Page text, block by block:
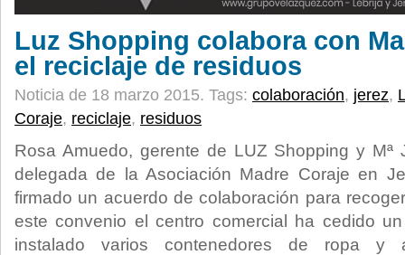
Luz Shopping colabora con
el reciclaje de residuos
Noticia de 18 marzo 2015. Tags: colaboración, jerez,
Coraje, reciclaje, residuos
Rosa Amuedo, gerente de LUZ Shopping y Mª
delegada de la Asociación Madre Coraje en
firmado un acuerdo de colaboración para
este convenio el centro comercial ha cedido
instalado varios contenedores de ropa y